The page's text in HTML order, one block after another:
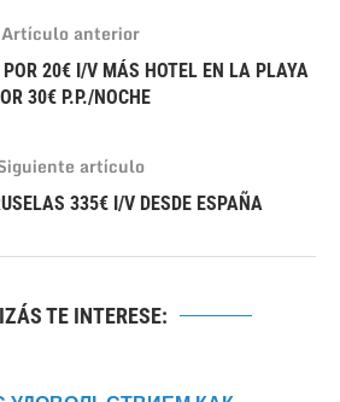
Artículo anterior
20€ I/V MÁS HOTEL EN LA PLAYA
30€ P.P./NOCHE
artículo
335€ I/V DESDE ESPAÑA
TE INTERESE: